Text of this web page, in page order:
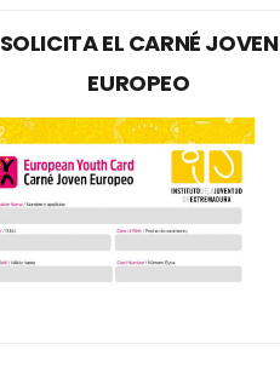
SOLICITA EL CARNÉ JOVEN
EUROPEO